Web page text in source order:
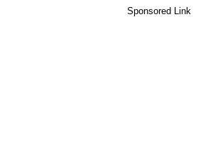
Sponsored Link